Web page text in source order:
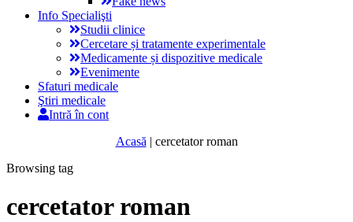
Info Specialişti
Studii clinice
Cercetare și tratamente experimentale
Medicamente și dispozitive medicale
Evenimente
Sfaturi medicale
Ştiri medicale
Intră în cont
Acasă | cercetator roman
Browsing tag
cercetator roman